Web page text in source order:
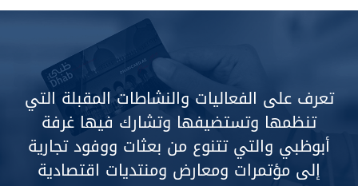
تعرف على الفعاليات والنشاطات المقبلة التي
تنظمها وتستضيفها وتشارك فيها غرفة
أبوظبي والتي تتنوع من بعثات ووفود تجارية
إلى مؤتمرات ومعارض ومنتديات اقتصادية